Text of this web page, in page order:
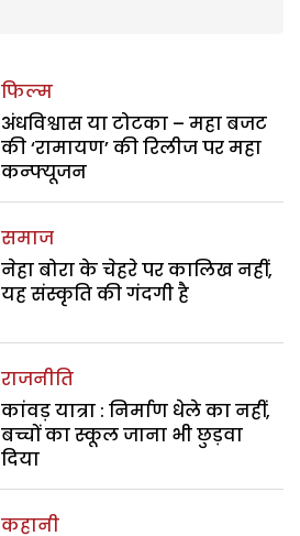
फिल्म
अंधविश्वास या टोटका – महा बजट
की ‘रामायण’ की रिलीज पर महा
कन्फ्यूजन
समाज
नेहा बोरा के चेहरे पर कालिख नहीं,
यह संस्कृति की गंदगी है
राजनीति
कांवड़ यात्रा : निर्माण धेले का नहीं,
बच्चों का स्कूल जाना भी छुड़वा
दिया
कहानी